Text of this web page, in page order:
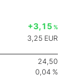
+3,15 %
3,25 EUR
24,50
0,04 %